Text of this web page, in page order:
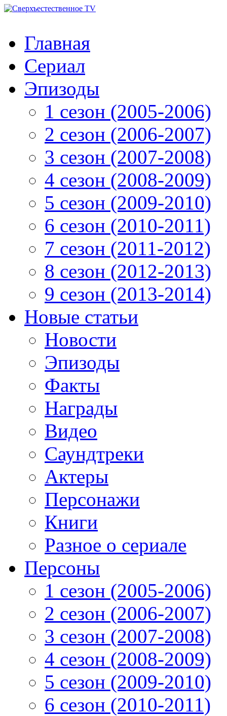
Главная
Сериал
Эпизоды
1 сезон (2005-2006)
2 сезон (2006-2007)
3 сезон (2007-2008)
4 сезон (2008-2009)
5 сезон (2009-2010)
6 сезон (2010-2011)
7 сезон (2011-2012)
8 сезон (2012-2013)
9 сезон (2013-2014)
Новые статьи
Новости
Эпизоды
Факты
Награды
Видео
Саундтреки
Актеры
Персонажи
Книги
Разное о сериале
Персоны
1 сезон (2005-2006)
2 сезон (2006-2007)
3 сезон (2007-2008)
4 сезон (2008-2009)
5 сезон (2009-2010)
6 сезон (2010-2011)